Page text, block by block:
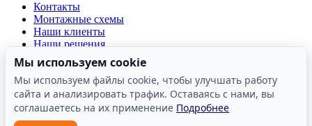
Контакты
Монтажные схемы
Наши клиенты
Наши решения
Отзывы о компании
Производство
Реквизиты
Сертификаты и лицензии
Мы используем cookie
Мы используем файлы cookie, чтобы улучшать работу
сайта и анализировать трафик. Оставаясь с нами, вы
соглашаетесь на их применение Подробнее